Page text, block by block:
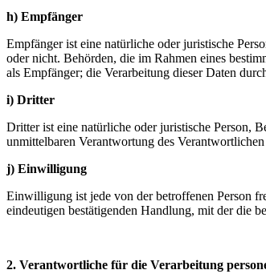
h) Empfänger
Empfänger ist eine natürliche oder juristische
oder nicht. Behörden, die im Rahmen eines
als Empfänger; die Verarbeitung dieser Daten
i) Dritter
Dritter ist eine natürliche oder juristische Person,
unmittelbaren Verantwortung des
j) Einwilligung
Einwilligung ist jede von der betroffenen Person
eindeutigen bestätigenden Handlung, mit der die
2. Verantwortliche für die Verarbeitung